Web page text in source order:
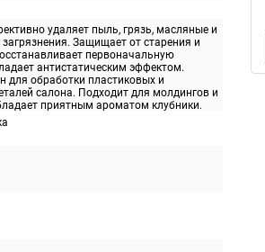
удаляет пыль, грязь, масляные и
Защищает от старения и
первоначальную
антистатическим эффектом.
для обработки пластиковых и
салона. Подходит для молдингов и
приятным ароматом клубники.